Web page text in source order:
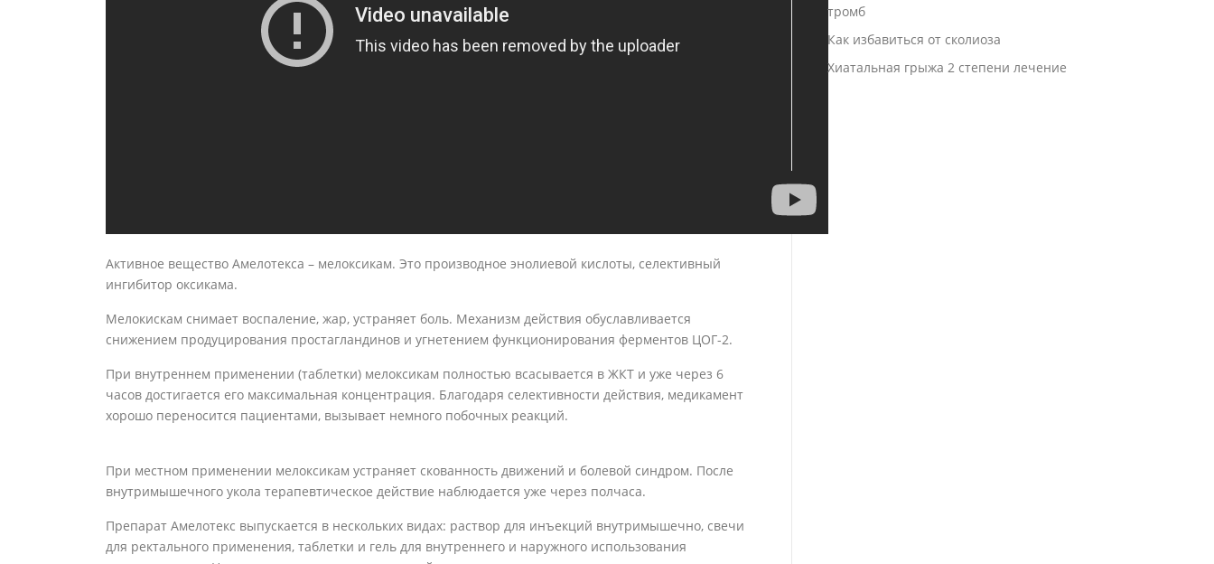
Активное вещество Амелотекса – мелоксикам. Это производное энолиевой кислоты, селективный
ингибитор оксикама.
Мелокискам снимает воспаление, жар, устраняет боль. Механизм действия обуславливается
снижением продуцирования простагландинов и угнетением функционирования ферментов ЦОГ-2.
При внутреннем применении (таблетки) мелоксикам полностью всасывается в ЖКТ и уже через 6
часов достигается его максимальная концентрация. Благодаря селективности действия, медикамент
хорошо переносится пациентами, вызывает немного побочных реакций.
При местном применении мелоксикам устраняет скованность движений и болевой синдром. После
внутримышечного укола терапевтическое действие наблюдается уже через полчаса.
Препарат Амелотекс выпускается в нескольких видах: раствор для инъекций внутримышечно, свечи
для ректального применения, таблетки и гель для внутреннего и наружного использования
тромб
Как избавиться от сколиоза
Хиатальная грыжа 2 степени лечение